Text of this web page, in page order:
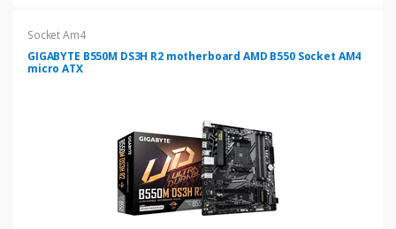
Socket Am4
GIGABYTE B550M DS3H R2 motherboard AMD B550 Socket AM4
micro ATX